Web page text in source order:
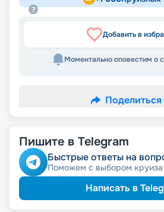
Добавить в
Моментально оповестим о
Поделиться
Пишите в Telegram
Быстрые ответы на
Поможем с выбором круиза
Написать в